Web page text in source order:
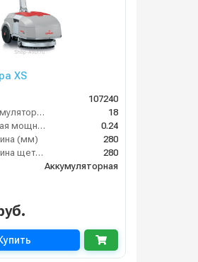
XS
107240
Вес без аккумуляторов (кг)
18
Потребляемая мощность (кВт)
0.24
(мм)
280
Рабочая ширина щеток (мм)
280
Аккумуляторная